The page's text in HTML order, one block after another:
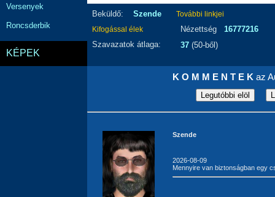
Versenyek
Roncsderbik
KÉPEK
Beküldő: Szende
További linkjei
Kifogással élek
Nézettség
16777216
Szavazatok átlaga:
37 (50-ből)
K O M M E N T E K az
Szende
2026-08-09
Mennyire van biztonságban egy